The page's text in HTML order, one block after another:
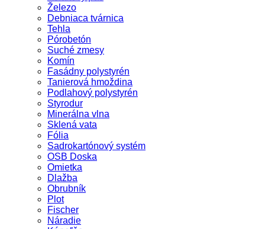
Železo
Debniaca tvárnica
Tehla
Pórobetón
Suché zmesy
Komín
Fasádny polystyrén
Tanierová hmoždina
Podlahový polystyrén
Styrodur
Minerálna vlna
Sklená vata
Fólia
Sadrokartónový systém
OSB Doska
Omietka
Dlažba
Obrubník
Plot
Fischer
Náradie